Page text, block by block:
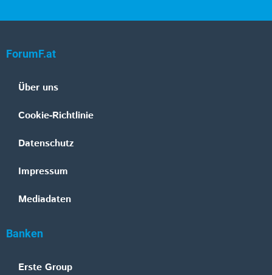
ForumF.at
Über uns
Cookie-Richtlinie
Datenschutz
Impressum
Mediadaten
Banken
Erste Group